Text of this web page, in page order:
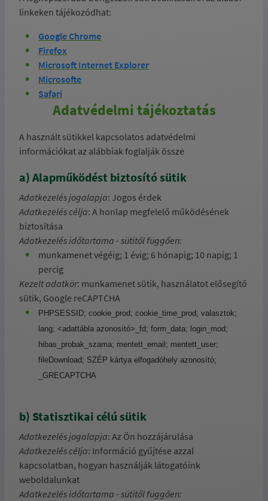
linkeken tájékozódhat:
Google Chrome
Firefox
Microsoft Internet Explorer
Microsofte
Safari
Adatvédelmi tájékoztatás
A használt sütikkel kapcsolatos adatvédelmi
információkat az alábbiak foglalják össze
a) Alapműködést biztosító sütik
Adatkezelés jogalapja: Jogos érdek
Adatkezelés célja: A honlap megfelelő működésének
biztosítása
Adatkezelés időtartama - sütitől függően:
munkamenet végéig; 1 évig; 6 hónapig; 10 napig; 1
percig
Kezelt adatkör: munkamenet sütik, használatot elősegítő
sütik, Google reCAPTCHA
PHPSESSID; cookie_prod; cookie_time_prod; valasztok;
lang; <adattábla azonosító>_fd; form_data; login_mod;
hibas_probak_szama; mentett_email; mentett_user;
fileDownload; SZÉP kártya elfogadóhely azonosító;
_GRECAPTCHA
b) Statisztikai célú sütik
Adatkezelés jogalapja: Az Ön hozzájárulása
Adatkezelés célja: Információ gyűjtése azzal
kapcsolatban, hogyan használják látogatóink
weboldalunkat
Adatkezelés időtartama - sütitől függően: